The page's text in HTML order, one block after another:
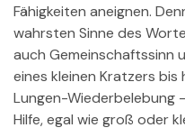
Fähigkeiten aneignen.
wahrsten Sinne des
auch Gemeinschaftssinn
eines kleinen Kratzers
Lungen-Wiederbelebung
Hilfe, egal wie groß oder